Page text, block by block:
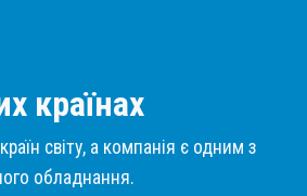
країнах
світу, а компанія є одним з
обладнання.